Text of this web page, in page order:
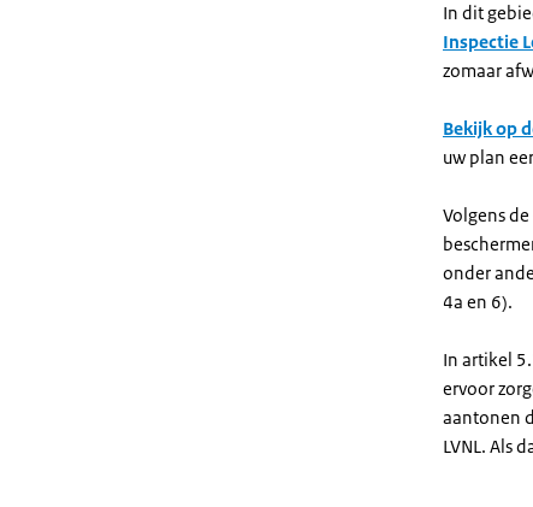
In dit
Inspectie
zomaar
Bekijk op
uw plan
Volgens
onder
4a en 6).
In artikel
ervoor
aantonen
LVNL. Als